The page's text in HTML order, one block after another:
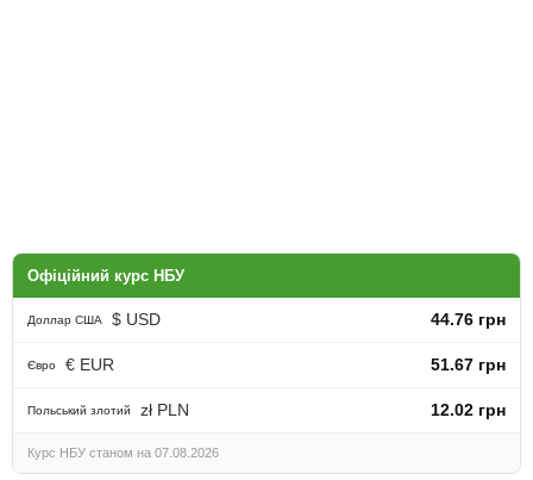
Офіційний курс НБУ
Доллар США $ USD 44.76 грн
Євро € EUR 51.67 грн
Польський злотий zł PLN 12.02 грн
Курс НБУ станом на 07.08.2026